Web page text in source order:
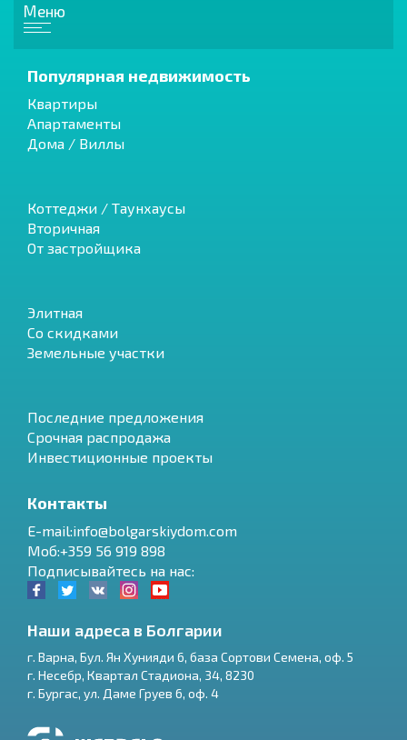
Меню
Популярная недвижимость
Квартиры
Апартаменты
Дома / Виллы
Коттеджи / Таунхаусы
Вторичная
От застройщика
Элитная
Со скидками
Земельные участки
Последние предложения
Срочная распродажа
Инвестиционные проекты
Контакты
E-mail:info@bolgarskiydom.com
Моб:+359 56 919 898
Подписывайтесь на нас:
Наши адреса в Болгарии
г. Варна, Бул. Ян Хунияди 6, база Сортови Семена, оф. 5
г. Несебр, Квартал Стадиона, 34, 8230
г. Бургас, ул. Даме Груев 6, оф. 4